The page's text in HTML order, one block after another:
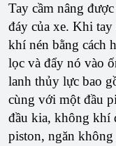
Tay cầm nâng
đáy của xe. Khi
khí nén bằng cách
lọc và đẩy nó vào
lanh thủy lực bao
cùng với một đầu
đầu kia, không khí
piston, ngăn